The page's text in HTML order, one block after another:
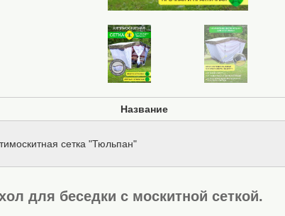
Название
сетка "Тюльпан"
для беседки с москитной сеткой.